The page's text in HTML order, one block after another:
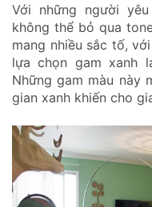
Với những người
không thể bỏ qua
mang nhiều sắc tố,
lựa chọn gam xanh
Những gam màu này
gian xanh khiến cho